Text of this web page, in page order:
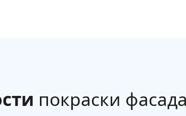
покраски